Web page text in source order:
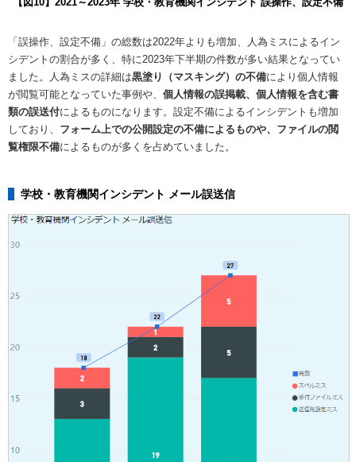
「誤操作、設定不備」の総数は2022年よりも増加、人為ミスによるイン
シデントの割合が多く、特に2023年下半期の件数が多い結果となってい
ました。人為ミスの詳細は黒塗り（マスキング）の不備により個人情報
が閲覧可能となっていた事例や、 個人情報の誤掲載、個人情報を含む書
類の誤送付によるものになります。設定不備によるインシデントも増加
しており、 フォーム上での公開設定の不備によるものや、ファイルの閲
覧権限不備によるものが多くを占めていました。
学校・教育機関インシデント メール誤送信